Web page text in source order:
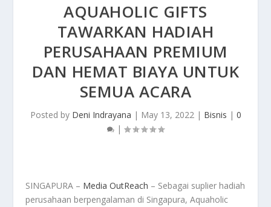
AQUAHOLIC GIFTS
TAWARKAN HADIAH
PERUSAHAAN PREMIUM
DAN HEMAT BIAYA UNTUK
SEMUA ACARA
Posted by Deni Indrayana | May 13, 2022| Bisnis | 0
|
SINGAPURA – Media OutReach – Sebagai suplier hadiah
perusahaan berpengalaman di Singapura, Aquaholic